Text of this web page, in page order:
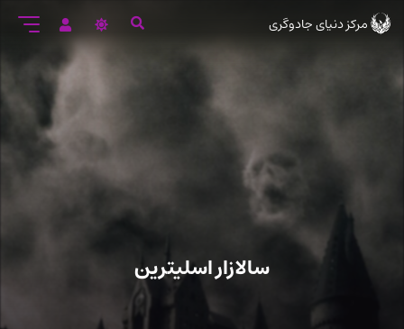
ورود
اصلی
مرکز دنیای جادوگری
سالازار اسلیترین